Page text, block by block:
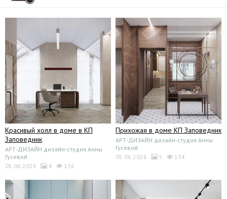
Красивый холл в доме в КП
Заповедник
АРТ-ДИЗАЙН дизайн-студия Анны
Гусевой
05.06.2026
4 136
Прихожая в доме КП Заповедник
АРТ-ДИЗАЙН дизайн-студия Анны
Гусевой
05.06.2026
5 134